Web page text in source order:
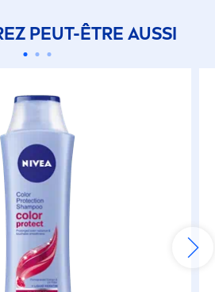
PEUT-ÊTRE AUSSI